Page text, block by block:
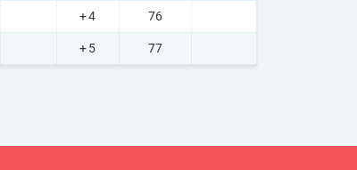
+ 4 76
+ 5 77